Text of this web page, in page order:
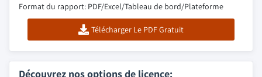
Format du rapport: PDF/Excel/Tableau de bord/Plateforme
Télécharger Le PDF Gratuit
Découvrez nos options de licence: